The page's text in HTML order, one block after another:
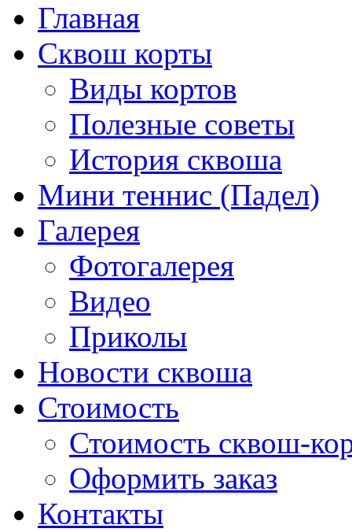
Главная
Сквош корты
Виды кортов
Полезные советы
История сквоша
Мини теннис (Падел)
Галерея
Фотогалерея
Видео
Приколы
Новости сквоша
Стоимость
Стоимость сквош-
Оформить заказ
Контакты